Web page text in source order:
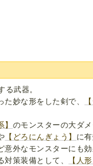
る武器。
た妙な形をした剣で、
】 のモンスターの大ダ
【どろにんぎょう】 に
意外なモンスターにも効
対策装備として、
【人